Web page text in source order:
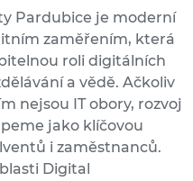
Pardubice je moderní
zaměřením, která
roli digitálních
a vědě. Ačkoliv
nejsou IT obory, rozvoj
jako klíčovou
i zaměstnanců.
Digital